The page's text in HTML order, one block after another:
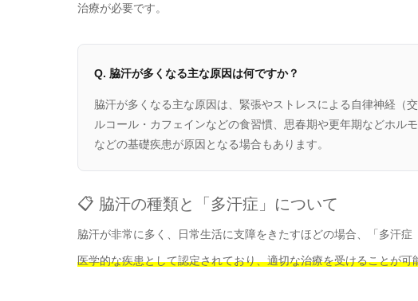
治療が必要です。
Q. 脇汗が多くなる主な原因は何ですか？
脇汗が多くなる主な原因は、緊張やストレスによる自律神経（
ルコール・カフェインなどの食習慣、思春期や更年期などホル
などの基礎疾患が原因となる場合もあります。
📋 脇汗の種類と「多汗症」について
脇汗が非常に多く、日常生活に支障をきたすほどの場合、「多汗症
医学的な疾患として認定されており、適切な治療を受けることが可